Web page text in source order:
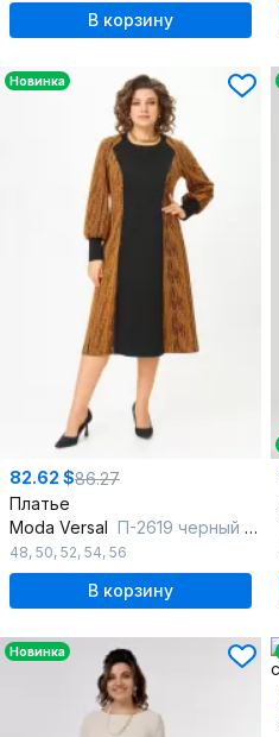
В корзину
Новинка
82.62 $86.27
Платье
Moda Versal П-2619 черный рыжий
48, 50, 52, 54, 56
В корзину
Новинка